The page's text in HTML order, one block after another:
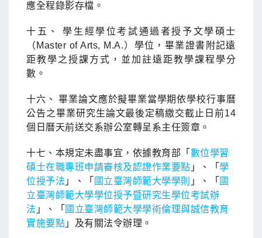
應全程錄影存檔。
十五、 學生經學位考試通過者授予文學碩士
（Master of Arts, M.A.）學位，畢業證書附記遠
距教學之授課方式，並加註遠距教學課程學分
數。
十六、 畢業論文應於擬畢業當學期依學校行事曆
公告之畢業研究生論文最後定稿繳交截止日前14
個日曆天前送交系辦公室轉呈系主任簽章。
十七、本規定未盡事宜，依據教育部「 數位學習
碩士在職專班申請審核及認證作業要點 」、「 學
位授予法 」、「 國立臺灣師範大學學則 」、「 國
立臺灣師範大學學位授予暨研究生學位考試辦
法 」、「 國立臺灣師範大學學術倫理與誠信教育
實施要點 」及有關法令辦理。